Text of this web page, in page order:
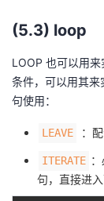
(5.3) loop
LOOP 也可以用
条件，可以用其
句使用：
LEAVE ：
ITERATE
句，直接进入